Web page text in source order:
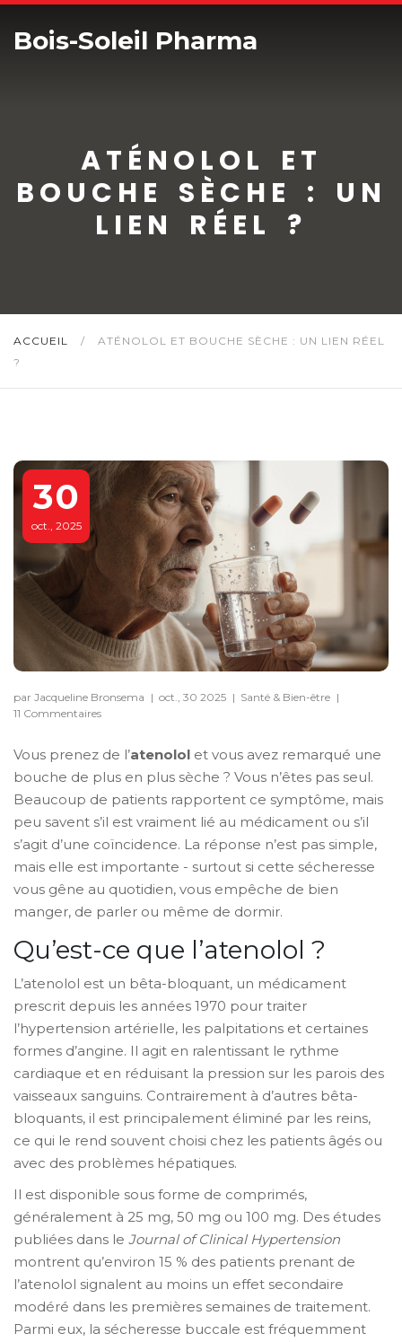
Bois-Soleil Pharma
ATÉNOLOL ET
BOUCHE SÈCHE : UN
LIEN RÉEL ?
ACCUEIL /
ATÉNOLOL ET BOUCHE SÈCHE : UN LIEN RÉEL
?
30
oct., 2025
par Jacqueline Bronsema | oct., 30 2025 | Santé & Bien-être |
11 Commentaires
Vous prenez de l’atenolol et vous avez remarqué une
bouche de plus en plus sèche ? Vous n’êtes pas seul.
Beaucoup de patients rapportent ce symptôme, mais
peu savent s’il est vraiment lié au médicament ou s’il
s’agit d’une coïncidence. La réponse n’est pas simple,
mais elle est importante - surtout si cette sécheresse
vous gêne au quotidien, vous empêche de bien
manger, de parler ou même de dormir.
Qu’est-ce que l’atenolol ?
L’atenolol est un bêta-bloquant, un médicament
prescrit depuis les années 1970 pour traiter
l’hypertension artérielle, les palpitations et certaines
formes d’angine. Il agit en ralentissant le rythme
cardiaque et en réduisant la pression sur les parois des
vaisseaux sanguins. Contrairement à d’autres bêta-
bloquants, il est principalement éliminé par les reins,
ce qui le rend souvent choisi chez les patients âgés ou
avec des problèmes hépatiques.
Il est disponible sous forme de comprimés,
généralement à 25 mg, 50 mg ou 100 mg. Des études
publiées dans le Journal of Clinical Hypertension
montrent qu’environ 15 % des patients prenant de
l’atenolol signalent au moins un effet secondaire
modéré dans les premières semaines de traitement.
Parmi eux, la sécheresse buccale est fréquemment